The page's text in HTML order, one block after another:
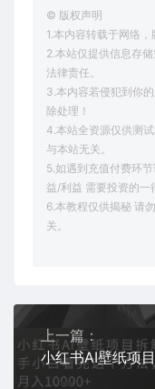
© 版权声明
1.本内容转载于网络，
2.本站仅提供信息存
法律责任。
3.本内容若侵犯到你
除处理！
4.本站全资源仅供测
与本站无关。
5.如遇到充值付费环
益/利益 需要投资的一
6.本教程仅供揭秘 请
关。
上一篇：